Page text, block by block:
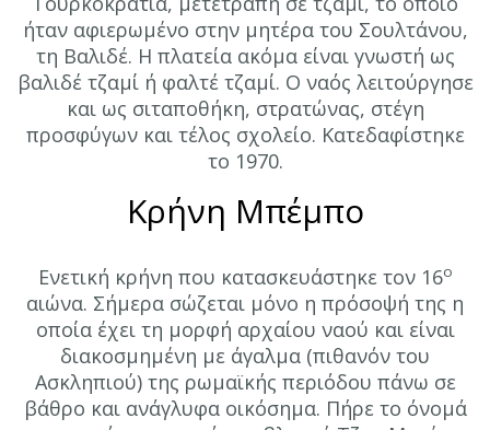
ήταν αφιερωμένο στην μητέρα του Σουλτάνου,
τη Βαλιδέ. Η πλατεία ακόμα είναι γνωστή ως
βαλιδέ τζαμί ή φαλτέ τζαμί. Ο ναός λειτούργησε
και ως σιταποθήκη, στρατώνας, στέγη
προσφύγων και τέλος σχολείο. Κατεδαφίστηκε
το 1970.
Κρήνη Μπέμπο
Ενετική κρήνη που κατασκευάστηκε τον 16ο
αιώνα. Σήμερα σώζεται μόνο η πρόσοψή της η
οποία έχει τη μορφή αρχαίου ναού και είναι
διακοσμημένη με άγαλμα (πιθανόν του
Ασκληπιού) της ρωμαϊκής περιόδου πάνω σε
βάθρο και ανάγλυφα οικόσημα. Πήρε το όνομά